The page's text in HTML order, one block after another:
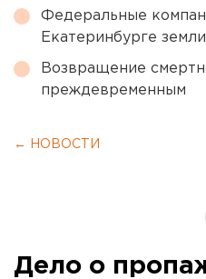
Федеральные
Екатеринбурге
Возвращение
преждевременным
← НОВОСТИ
Дело о